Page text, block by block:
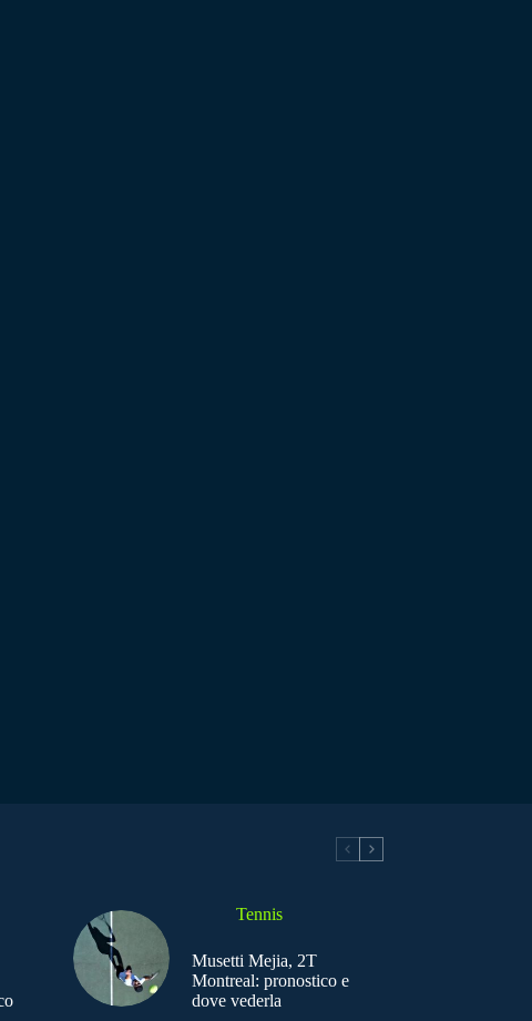
Tennis
Musetti Mejia, 2T
Montreal: pronostico e
dove vederla